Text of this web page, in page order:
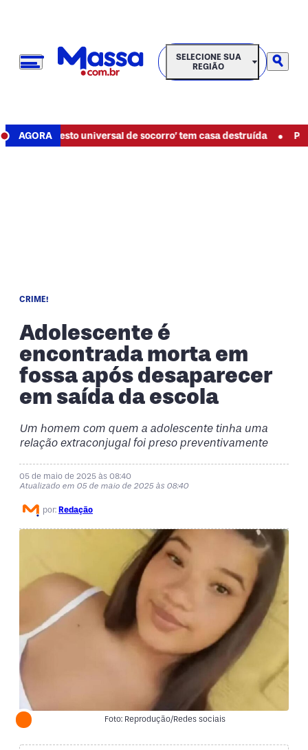
SELECIONE SUA REGIÃO
SELECIONE SUA
REGIÃO
AGORA
de ‘gesto universal de socorro’ tem casa destruída •
CRIME!
Adolescente é
encontrada morta em
fossa após desaparecer
em saída da escola
Um homem com quem a adolescente tinha uma
relação extraconjugal foi preso preventivamente
05 de maio de 2025 às 08:40
Atualizado em 05 de maio de 2025 às 08:40
por: Redação
Foto: Reprodução/Redes sociais